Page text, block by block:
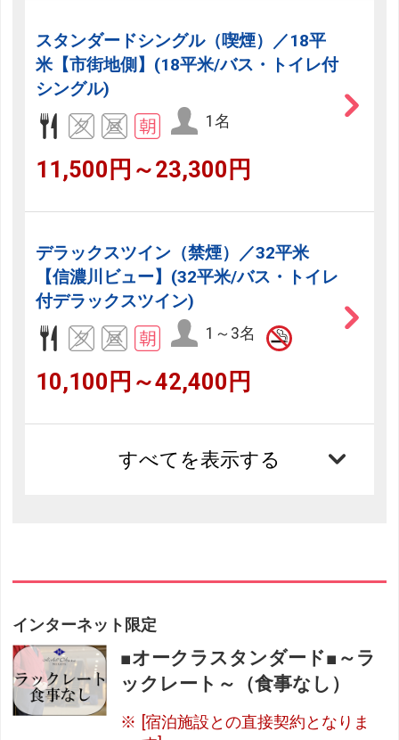
スタンダードシングル（喫煙）／18平
米【市街地側】(18平米/バス・トイレ付
シングル)
1名
11,500円～23,300円
デラックスツイン（禁煙）／32平米
【信濃川ビュー】(32平米/バス・トイレ
付デラックスツイン)
1～3名
10,100円～42,400円
すべてを表示する
インターネット限定
■オークラスタンダード■～ラ
ックレート～（食事なし）
[宿泊施設との直接契約となりま